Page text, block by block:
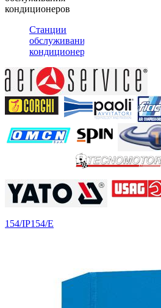
кондиционеров
Станции
обслуживания
кондиционеров
154/IP154/E